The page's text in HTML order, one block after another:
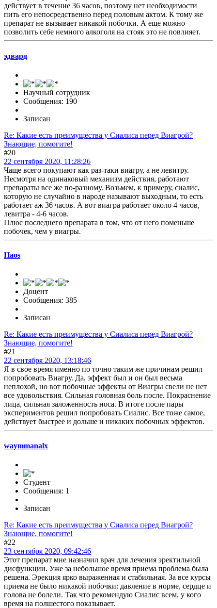
действует в течение 36 часов, поэтому нет необходимости
пить его непосредственно перед половым актом. К тому же
препарат не вызывает никакой побочки. А еще можно
позволить себе немного алкоголя на стояк это не повлияет.
эдвард
Научный сотрудник
Сообщения: 190
Записан
Re: Какие есть преимущества у Сиалиса перед Виагрой?
Знающие, помогите!
#20
22 сентября 2020, 11:28:26
Чаще всего покупают как раз-таки виагру, а не левитру.
Несмотря на одинаковый механизм действия, работают
препараты все же по-разному. Возьмем, к примеру, сиалис,
которую не случайно в народе называют выходным, то есть
работает аж 36 часов. А вот виагра работает около 4 часов,
левитра - 4-6 часов.
Плюс последнего препарата в том, что от него поменьше
побочек, чем у виагры.
Haos
Доцент
Сообщения: 385
Записан
Re: Какие есть преимущества у Сиалиса перед Виагрой?
Знающие, помогите!
#21
22 сентября 2020, 13:18:46
Я в свое время именно по точно таким же причинам решил
попробовать Виагру. Да, эффект был и он был весьма
неплохой, но вот побочные эффекты от Виагры свели не нет
все удовольствия. Сильная головная боль после. Покраснение
лица, сильная заложенность носа. В итоге после пары
экспериментов решил попробовать Сиалис. Все тоже самое,
действует быстрее и дольше и никаких побочных эффектов.
waymmanalx
Студент
Сообщения: 1
Записан
Re: Какие есть преимущества у Сиалиса перед Виагрой?
Знающие, помогите!
#22
23 сентября 2020, 09:42:46
Этот препарат мне назначил врач для лечения эректильной
дисфункции. Уже за небольшое время приема проблема была
решена. Эрекция ярко выраженная и стабильная. За все курсы
приема не было никакой побочки: давление в норме, сердце и
голова не болели. Так что рекомендую Сиалис всем, у кого
время на полшестого показывает.